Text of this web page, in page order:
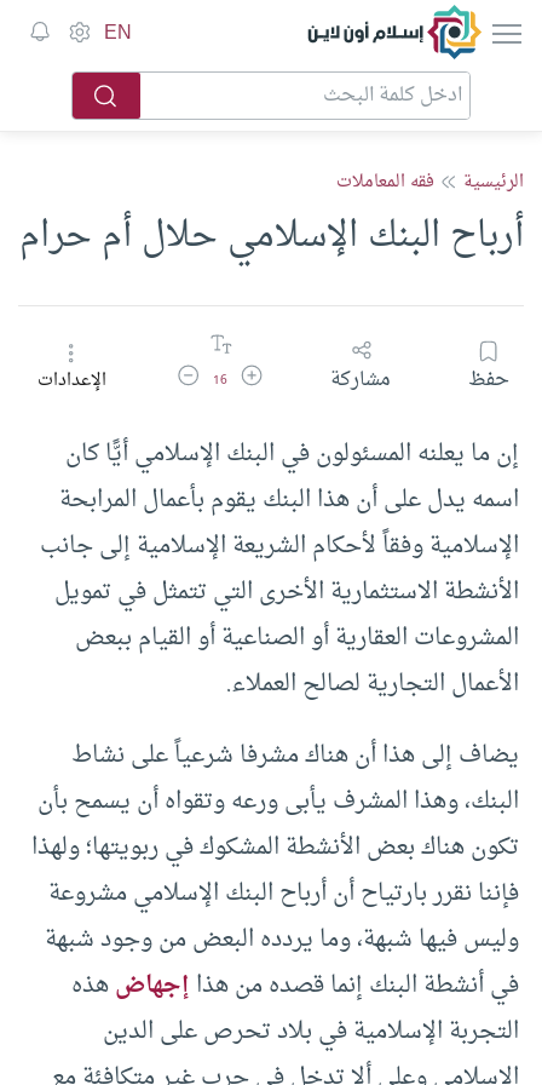
إسلام أون لاين EN
الرئيسية فقه المعاملات
أرباح البنك الإسلامي حلال أم حرام
حفظ مشاركة زيادة حجم الخط
16 تقليل حجم الخطالإعدادات
إن ما يعلنه المسئولون في البنك الإسلامي أيًّا كان
اسمه يدل على أن هذا البنك يقوم بأعمال المرابحة
الإسلامية وفقاً لأحكام الشريعة الإسلامية إلى جانب
الأنشطة الاستثمارية الأخرى التي تتمثل في تمويل
المشروعات العقارية أو الصناعية أو القيام ببعض
الأعمال التجارية لصالح العملاء.
يضاف إلى هذا أن هناك مشرفا شرعياً على نشاط
البنك، وهذا المشرف يأبى ورعه وتقواه أن يسمح بأن
تكون هناك بعض الأنشطة المشكوك في ربويتها؛ ولهذا
فإننا نقرر بارتياح أن أرباح البنك الإسلامي مشروعة
وليس فيها شبهة، وما يردده البعض من وجود شبهة
في أنشطة البنك إنما قصده من هذاإجهاضهذه
التجربة الإسلامية في بلاد تحرص على الدين